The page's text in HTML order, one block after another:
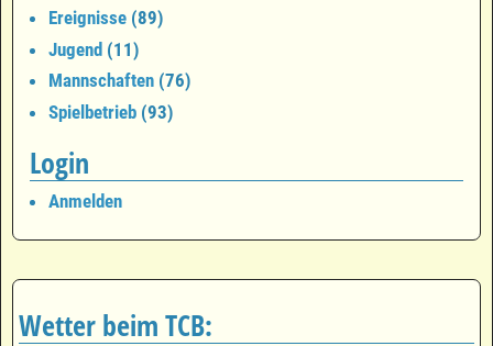
Ereignisse (89)
Jugend (11)
Mannschaften (76)
Spielbetrieb (93)
Login
Anmelden
Wetter beim TCB: